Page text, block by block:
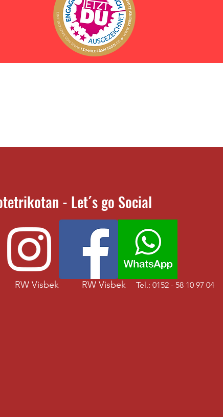
- Let´s go Social
RW Visbek RW Visbek Tel.: 0152 - 58 10 97 04